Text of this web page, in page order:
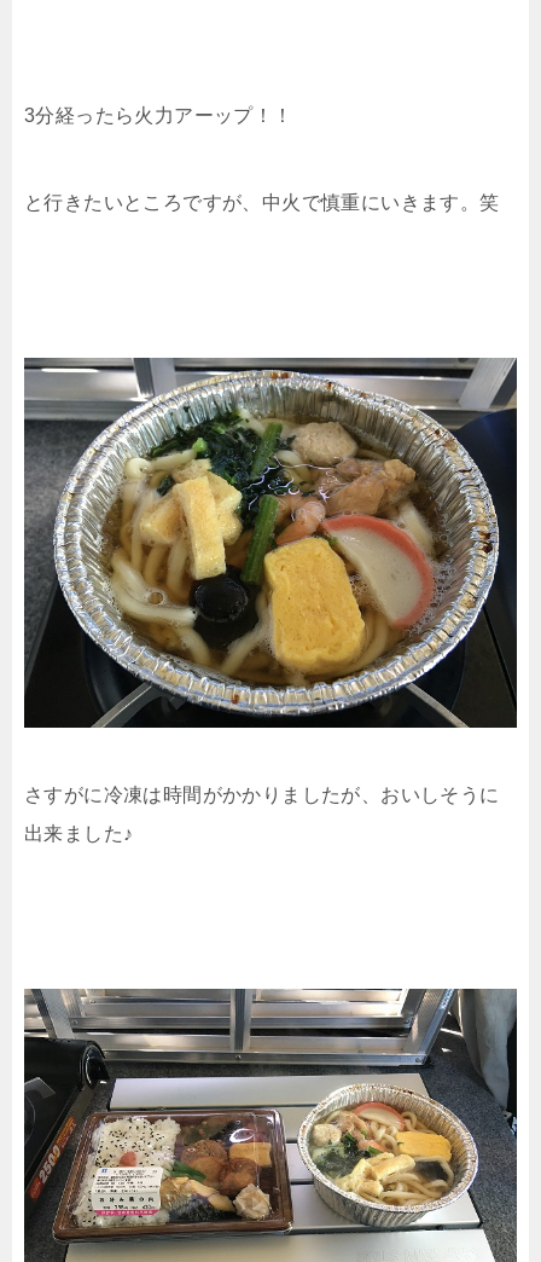
3分経ったら火力アーップ！！
と行きたいところですが、中火で慎重にいきます。笑
さすがに冷凍は時間がかかりましたが、おいしそうに
出来ました♪